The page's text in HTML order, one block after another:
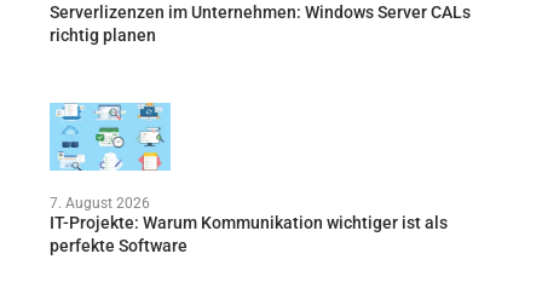
Serverlizenzen im Unternehmen: Windows Server CALs
richtig planen
7. August 2026
IT-Projekte: Warum Kommunikation wichtiger ist als
perfekte Software